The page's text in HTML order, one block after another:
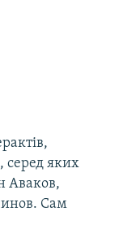
серед яких
Аваков,
Сам